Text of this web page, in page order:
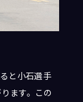
と小石選手
ます。この